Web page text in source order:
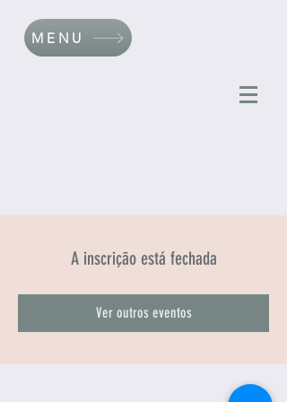
MENU
A inscrição está fechada
Ver outros eventos